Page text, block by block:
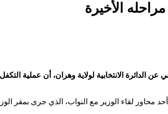
الأخيرة
الدائرة الانتخابية لولاية وهران، أن عملية
محاور لقاء الوزير مع النواب، الذي جرى بمقر